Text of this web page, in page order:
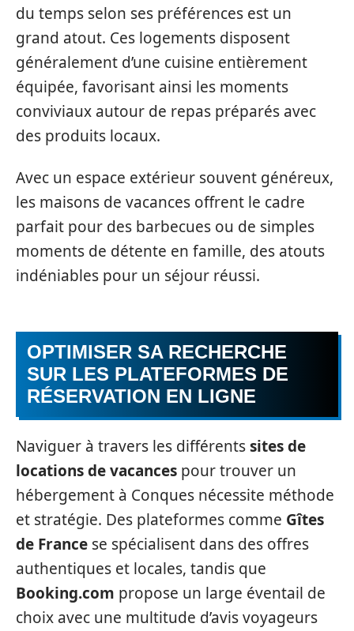
du temps selon ses préférences est un
grand atout. Ces logements disposent
généralement d’une cuisine entièrement
équipée, favorisant ainsi les moments
conviviaux autour de repas préparés avec
des produits locaux.
Avec un espace extérieur souvent généreux,
les maisons de vacances offrent le cadre
parfait pour des barbecues ou de simples
moments de détente en famille, des atouts
indéniables pour un séjour réussi.
OPTIMISER SA RECHERCHE
SUR LES PLATEFORMES DE
RÉSERVATION EN LIGNE
Naviguer à travers les différentssites de
locations de vacances pour trouver un
hébergement à Conques nécessite méthode
et stratégie. Des plateformes comme Gîtes
de France se spécialisent dans des offres
authentiques et locales, tandis que
Booking.com propose un large éventail de
choix avec une multitude d’avis voyageurs